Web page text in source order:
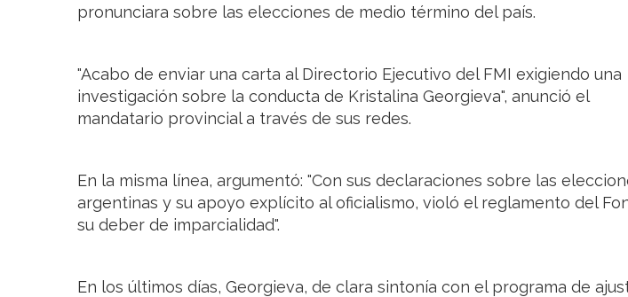
pronunciara sobre las elecciones de medio término del país.
"Acabo de enviar una carta al Directorio Ejecutivo del FMI exigiendo una
investigación sobre la conducta de Kristalina Georgieva", anunció el
mandatario provincial a través de sus redes.
En la misma línea, argumentó: "Con sus declaraciones sobre las
argentinas y su apoyo explícito al oficialismo, violó el reglamento del
su deber de imparcialidad".
En los últimos días, Georgieva, de clara sintonía con el programa de